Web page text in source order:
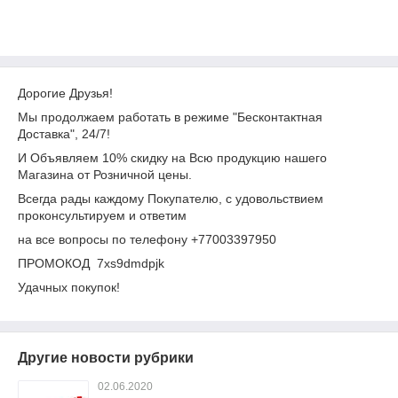
Дорогие Друзья!
Мы продолжаем работать в режиме "Бесконтактная
Доставка", 24/7!
И Объявляем 10% скидку на Всю продукцию нашего
Магазина от Розничной цены.
Всегда рады каждому Покупателю, с удовольствием
проконсультируем и ответим
на все вопросы по телефону +77003397950
ПРОМОКОД 7xs9dmdpjk
Удачных покупок!
Другие новости рубрики
02.06.2020